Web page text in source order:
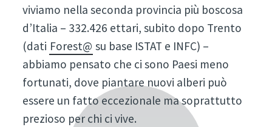
viviamo nella seconda provincia più boscosa
d’Italia – 332.426 ettari, subito dopo Trento
(dati Forest@ su base ISTAT e INFC) –
abbiamo pensato che ci sono Paesi meno
fortunati, dove piantare nuovi alberi può
essere un fatto eccezionale ma soprattutto
prezioso per chi ci vive.